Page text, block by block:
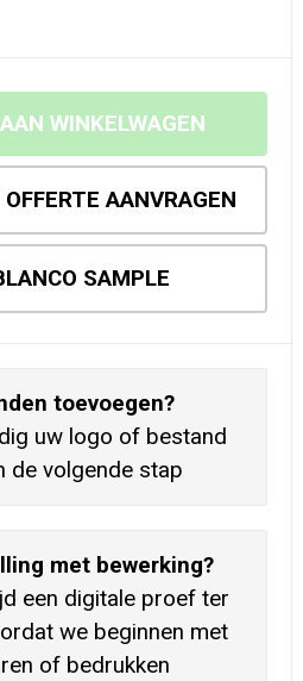
WINKELWAGEN
AANVRAGEN
SAMPLE
toevoegen?
uw logo of bestand
de volgende stap
met bewerking?
een digitale proef ter
we beginnen met
of bedrukken